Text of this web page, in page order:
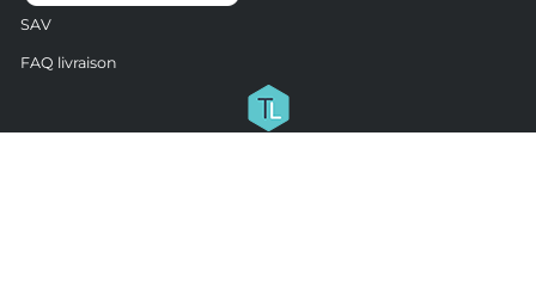
SAV
FAQ livraison